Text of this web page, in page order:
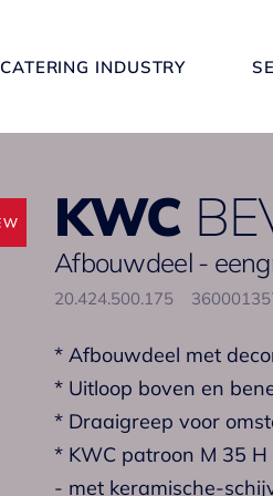
CATERING INDUSTRY
KWC
Afbouwdeel -
20.424.500.175
* Afbouwdeel met
* Uitloop boven en
* Draaigreep voor
* KWC patroon M 35 H
- met keramische-